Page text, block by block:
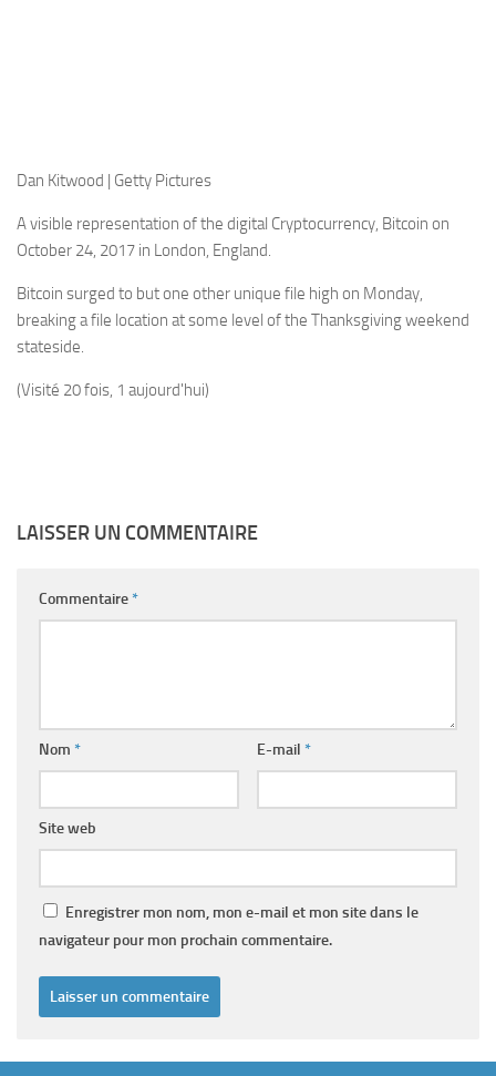
Dan Kitwood | Getty Pictures
A visible representation of the digital Cryptocurrency, Bitcoin on
October 24, 2017 in London, England.
Bitcoin surged to but one other unique file high on Monday,
breaking a file location at some level of the Thanksgiving weekend
stateside.
(Visité 20 fois, 1 aujourd'hui)
LAISSER UN COMMENTAIRE
Commentaire*
Nom * E-mail *
Site web
Enregistrer mon nom, mon e-mail et mon site dans le
navigateur pour mon prochain commentaire.